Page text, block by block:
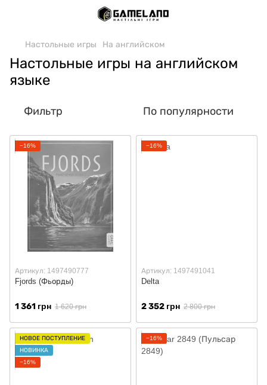
Настольные игры На английском
Настольные игры на английском
языке
Фильтр По популярности
−16%
Артикул: 1497490777
Fjords (Фьорды)
1 361 грн 1 620 грн
−16%
Артикул: 1497491041
Delta
2 352 грн 2 800 грн
НОВОЕ ПОСТУПЛЕНИЕ
НОВИНКА
−16%
−16%